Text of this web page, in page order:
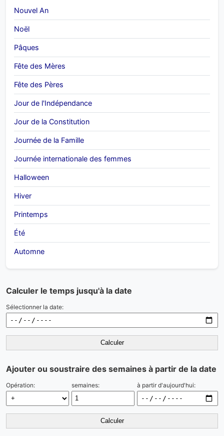
Nouvel An
Noël
Pâques
Fête des Mères
Fête des Pères
Jour de l'Indépendance
Jour de la Constitution
Journée de la Famille
Journée internationale des femmes
Halloween
Hiver
Printemps
Été
Automne
Calculer le temps jusqu'à la date
Sélectionner la date:
Calculer
Ajouter ou soustraire des semaines à partir de la date
Opération: semaines: à partir d'aujourd'hui:
Calculer